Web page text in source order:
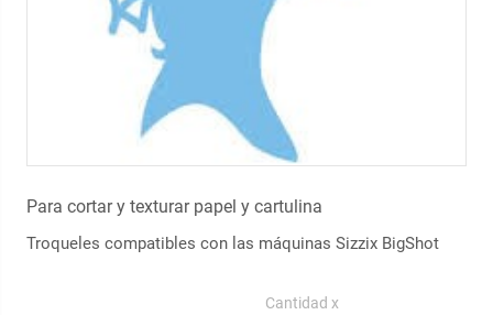
Para cortar y texturar papel y cartulina
Troqueles compatibles con las máquinas Sizzix BigShot
Cantidad x